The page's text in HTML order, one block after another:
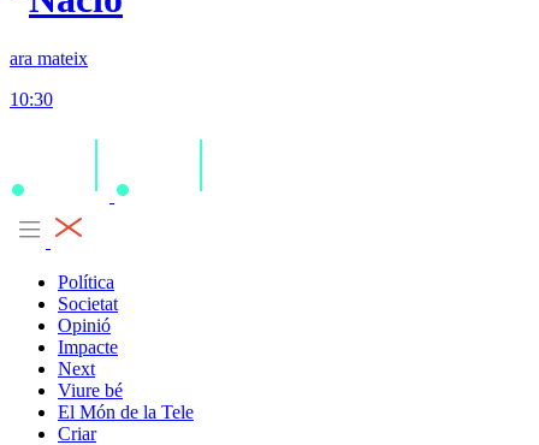
ara mateix
10:30
Política
Societat
Opinió
Impacte
Next
Viure bé
El Món de la Tele
Criar